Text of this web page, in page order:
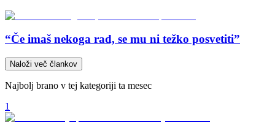
“Če imaš nekoga rad, se mu ni težko posvetiti”
Naloži več člankov
Najbolj brano v tej kategoriji ta mesec
1